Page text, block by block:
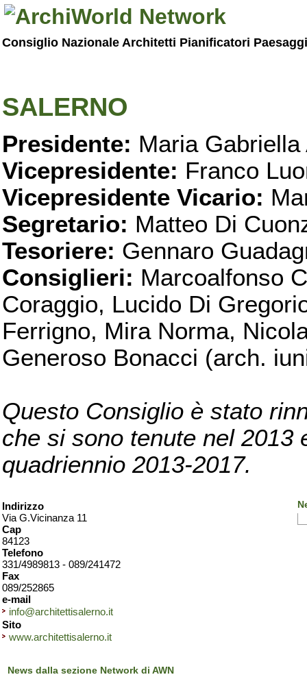
Consiglio Nazionale Architetti Pianificatori
SALERNO
Presidente: Maria Gabriella
Vicepresidente: Franco
Vicepresidente Vicario:
Segretario: Matteo Di
Tesoriere: Gennaro
Consiglieri: Marcoalfonso
Coraggio, Lucido Di
Ferrigno, Mira Norma,
Generoso Bonacci (arch.
Questo Consiglio è stato
che si sono tenute nel 2013
quadriennio 2013-2017.
Indirizzo
Via G.Vicinanza 11
Cap
84123
Telefono
331/4989813 - 089/241472
Fax
089/252865
e-mail
info@architettisalerno.it
Sito
www.architettisalerno.it
News dalla sezione Network di AWN